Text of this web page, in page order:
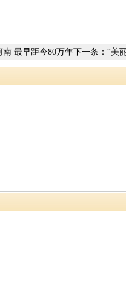
下一条： “美
南 最早距今80万年